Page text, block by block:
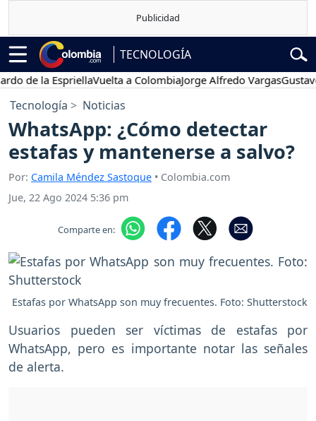
TECNOLOGÍA
la EspriellaVuelta a ColombiaJorge Alfredo VargasGustavo
Tecnología Noticias
WhatsApp: ¿Cómo detectar
estafas y mantenerse a salvo?
Por: Camila Méndez Sastoque • Colombia.com
Jue, 22 Ago 2024 5:36 pm
Comparte en:
Estafas por WhatsApp son muy frecuentes. Foto: Shutterstock
Usuarios pueden ser víctimas de estafas por
WhatsApp, pero es importante notar las señales
de alerta.